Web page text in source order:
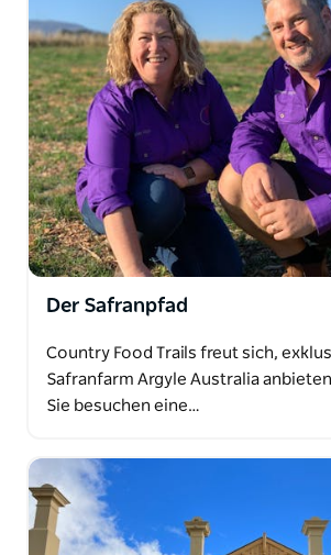
Der Safranpfad
Country Food Trails freut sich,
Safranfarm Argyle Australia
Sie besuchen eine…